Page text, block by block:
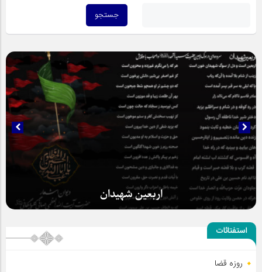
حضور عاشقانه و مخلصانه مردم در مسیر اربعین
استفتائات
روزه قضا